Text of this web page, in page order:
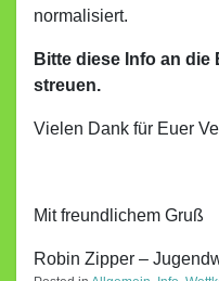
normalisiert.
Bitte diese Info an
streuen.
Vielen Dank für Euer
Mit freundlichem Gruß
Robin Zipper –